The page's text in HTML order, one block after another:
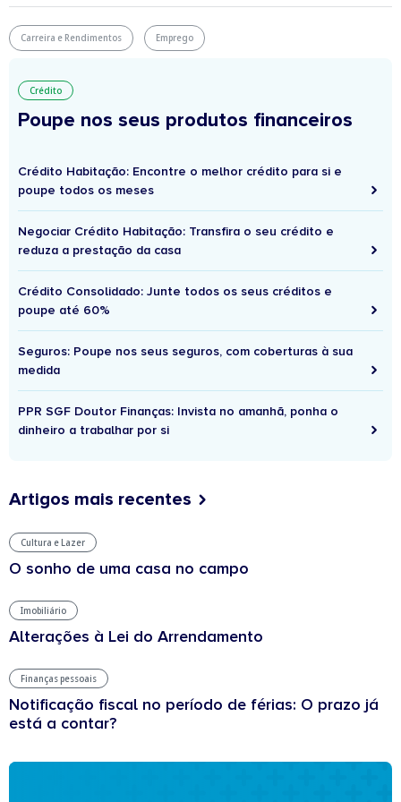
Carreira e Rendimentos Emprego
Crédito
Poupe nos seus produtos financeiros
Crédito Habitação: Encontre o melhor crédito para si e
poupe todos os meses
Negociar Crédito Habitação: Transfira o seu crédito e
reduza a prestação da casa
Crédito Consolidado: Junte todos os seus créditos e
poupe até 60%
Seguros: Poupe nos seus seguros, com coberturas à sua
medida
PPR SGF Doutor Finanças: Invista no amanhã, ponha o
dinheiro a trabalhar por si
Artigos mais recentes
Cultura e Lazer
O sonho de uma casa no campo
Imobiliário
Alterações à Lei do Arrendamento
Finanças pessoais
Notificação fiscal no período de férias: O prazo já
está a contar?